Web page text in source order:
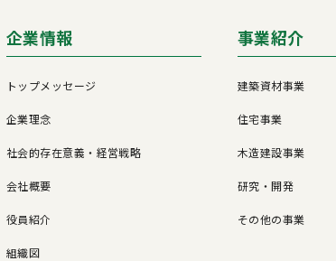
企業情報
トップメッセージ
企業理念
社会的存在意義・経営戦略
会社概要
役員紹介
組織図
事業紹介
建築資材事業
住宅事業
木造建設事業
研究・開発
その他の事業